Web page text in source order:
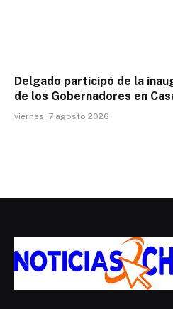
Delgado participó de la
de los Gobernadores en
viernes, 7 agosto 2026